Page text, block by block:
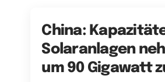
China:
Solaranlagen
um 90 Gigawatt